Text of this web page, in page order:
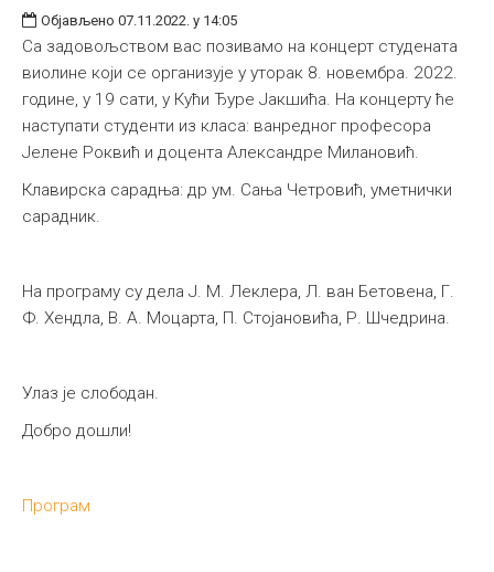
Објављено 07.11.2022. у 14:05
Са задовољством вас позивамо на концерт студената
виолине који се организује у уторак 8. новембра. 2022.
године, у 19 сати, у Кући Ђуре Јакшића. На концерту ће
наступати студенти из класа: ванредног професора
Јелене Роквић и доцента Александре Милановић.
Клавирска сарадња: др ум. Сања Четровић, уметнички
сарадник.
На програму су дела Ј. М. Леклера, Л. ван Бетовена, Г.
Ф. Хендла, В. А. Моцарта, П. Стојановића, Р. Шчедрина.
Улаз је слободан.
Добро дошли!
Програм